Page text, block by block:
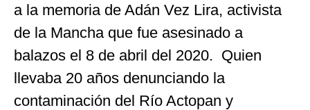
a la memoria de Adán Vez Lira, activista
de la Mancha que fue asesinado a
balazos el 8 de abril del 2020. Quien
llevaba 20 años denunciando la
contaminación del Río Actopan y